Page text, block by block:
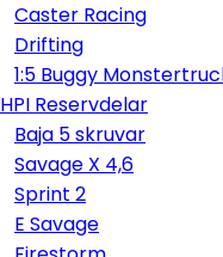
Caster Racing
Drifting
1:5 Buggy
HPI Reservdelar
Baja 5 skruvar
Savage X 4,6
Sprint 2
E Savage